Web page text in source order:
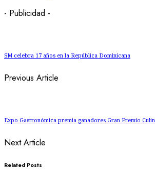
- Publicidad -
SM celebra 17 años en la República Dominicana
Previous Article
Expo Gastronómica premia ganadores Gran Premio
Next Article
Related Posts